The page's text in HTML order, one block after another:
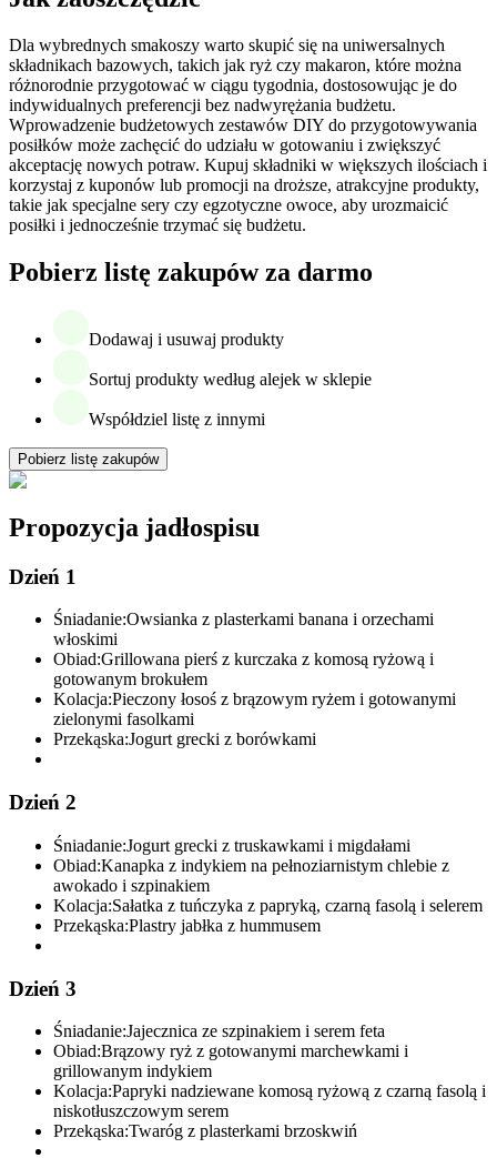
Dla wybrednych smakoszy warto skupić się na uniwersalnych
składnikach bazowych, takich jak ryż czy makaron, które można
różnorodnie przygotować w ciągu tygodnia, dostosowując je do
indywidualnych preferencji bez nadwyrężania budżetu.
Wprowadzenie budżetowych zestawów DIY do przygotowywania
posiłków może zachęcić do udziału w gotowaniu i zwiększyć
akceptację nowych potraw. Kupuj składniki w większych ilościach i
korzystaj z kuponów lub promocji na droższe, atrakcyjne produkty,
takie jak specjalne sery czy egzotyczne owoce, aby urozmaicić
posiłki i jednocześnie trzymać się budżetu.
Pobierz listę zakupów za darmo
Dodawaj i usuwaj produkty
Sortuj produkty według alejek w sklepie
Współdziel listę z innymi
Pobierz listę zakupów
Propozycja jadłospisu
Dzień 1
Śniadanie:Owsianka z plasterkami banana i orzechami
włoskimi
Obiad:Grillowana pierś z kurczaka z komosą ryżową i
gotowanym brokułem
Kolacja:Pieczony łosoś z brązowym ryżem i gotowanymi
zielonymi fasolkami
Przekąska:Jogurt grecki z borówkami
Dzień 2
Śniadanie:Jogurt grecki z truskawkami i migdałami
Obiad:Kanapka z indykiem na pełnoziarnistym chlebie z
awokado i szpinakiem
Kolacja:Sałatka z tuńczyka z papryką, czarną fasolą i selerem
Przekąska:Plastry jabłka z hummusem
Dzień 3
Śniadanie:Jajecznica ze szpinakiem i serem feta
Obiad:Brązowy ryż z gotowanymi marchewkami i
grillowanym indykiem
Kolacja:Papryki nadziewane komosą ryżową z czarną fasolą i
niskotłuszczowym serem
Przekąska:Twaróg z plasterkami brzoskwiń